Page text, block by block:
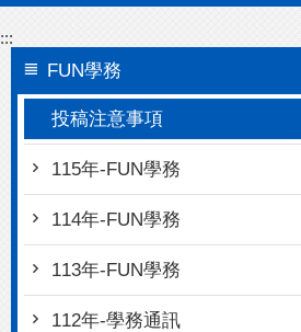
:::
FUN學務
投稿注意事項
115年-FUN學務
114年-FUN學務
113年-FUN學務
112年-學務通訊